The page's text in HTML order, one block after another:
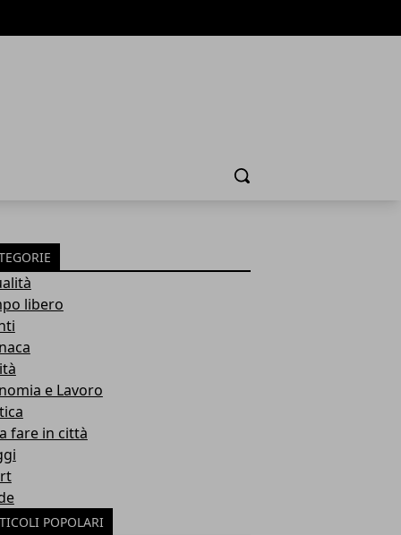
Cerca
libero
e Lavoro
fare in città
POPOLARI